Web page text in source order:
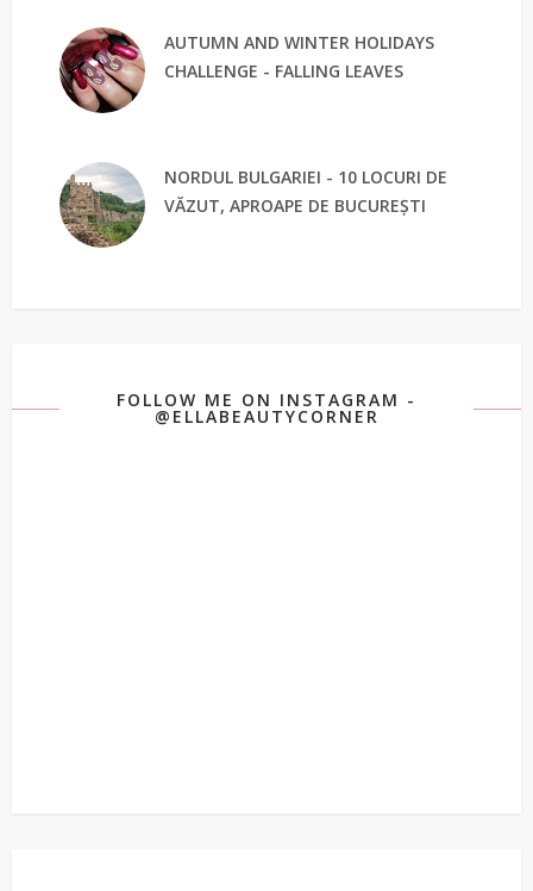
AUTUMN AND WINTER HOLIDAYS
CHALLENGE - FALLING LEAVES
NORDUL BULGARIEI - 10 LOCURI DE
VĂZUT, APROAPE DE BUCUREȘTI
FOLLOW ME ON INSTAGRAM -
@ELLABEAUTYCORNER